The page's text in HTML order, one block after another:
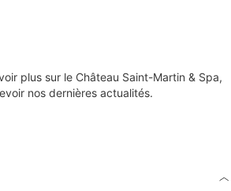
plus sur le Château Saint-Martin & Spa,
nos dernières actualités.